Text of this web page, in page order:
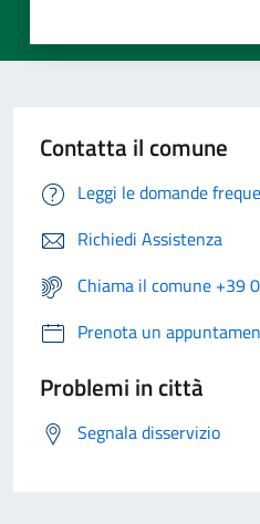
Contatta il comune
Leggi le domande
Richiedi Assistenza
Chiama il comune +39
Prenota un
Problemi in città
Segnala disservizio